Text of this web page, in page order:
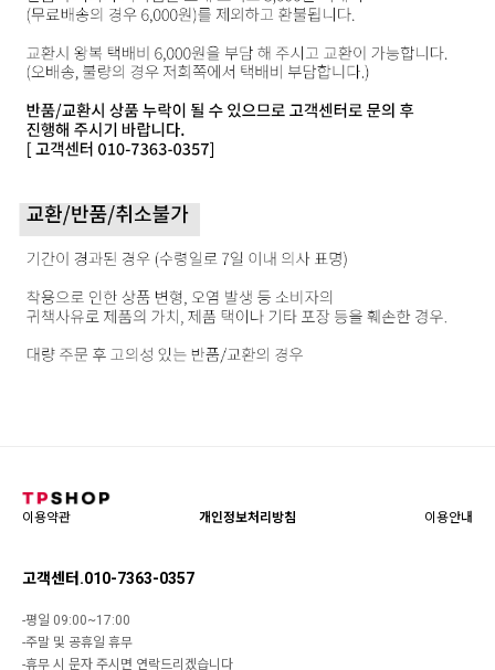
이용약관 개인정보처리방침 이용안내
고객센터.010-7363-0357
-평일 09:00~17:00
-주말 및 공휴일 휴무
-휴무 시 문자 주시면 연락드리겠습니다